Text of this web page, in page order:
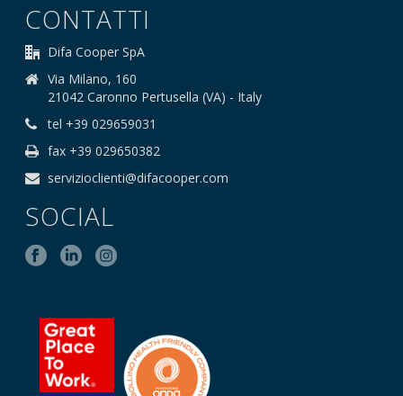
CONTATTI
Difa Cooper SpA
Via Milano, 160
21042 Caronno Pertusella (VA) - Italy
tel +39 029659031
fax +39 029650382
servizioclienti@difacooper.com
SOCIAL